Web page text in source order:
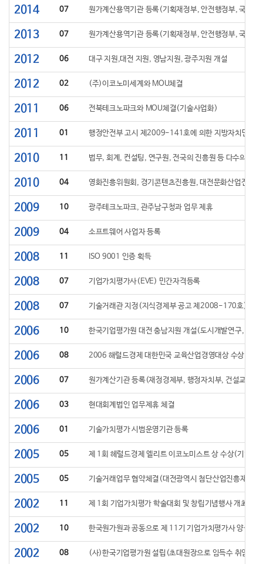
2014 07 원가계산용역기관 등록(기획재정부, 안전행정부, 국토
2013 07 원가계산용역기관 등록(기획재정부, 안전행정부, 국토
2012 06 대구 지원,대전 지원, 영남지원, 광주지원 개설
2012 02 (주)이코노미세계와 MOU체결
2011 06 전북테크노파크와 MOU체결(기술사업화)
2011 01 행정안전부 고시 제2009-141호에 의한 지방자치단체
2010 11 법무, 회계, 컨설팅, 연구원, 전국의 진흥원 등 다수의 기
2010 04 영화진흥위원회, 경기콘텐츠진흥원, 대전문화산업진흥
2009 10 광주테크노파크, 관주남구청과 업무 제휴
2009 04 소프트웨어 사업자 등록
2008 11 ISO 9001 인증 획득
2008 07 기업가치평가사(EVE) 민간자격등록
2008 07 기술거래관 지정(지식경제부 공고 제2008-170호)
2006 10 한국기업평가원 대전 충남지원 개설(도시개발연구, 군사
2006 08 2006 해럴드경제 대한민국 교육산업경영대상 수상(기
2006 07 원가계산기관 등록(재정경제부, 행정자치부, 건설교통부)
2006 03 현대회계법인 업무제휴 체결
2006 01 기술가치평가 시범운영기관 등록
2005 05 제 1회 헤럴드경제 엘리트 이코노미스트 상 수상(기업평
2005 05 기술거래업무 협약체결(대전광역시 첨단산업진흥재단)
2002 11 제 1회 기업가치평가 학술대회 및 창립기념행사 개최
2002 10 한국원가원과 공동으로 제 11기 기업가치평가사 양성과
2002 08 (사)한국기업평가원 설립(초대원장으로 임득수 취임)